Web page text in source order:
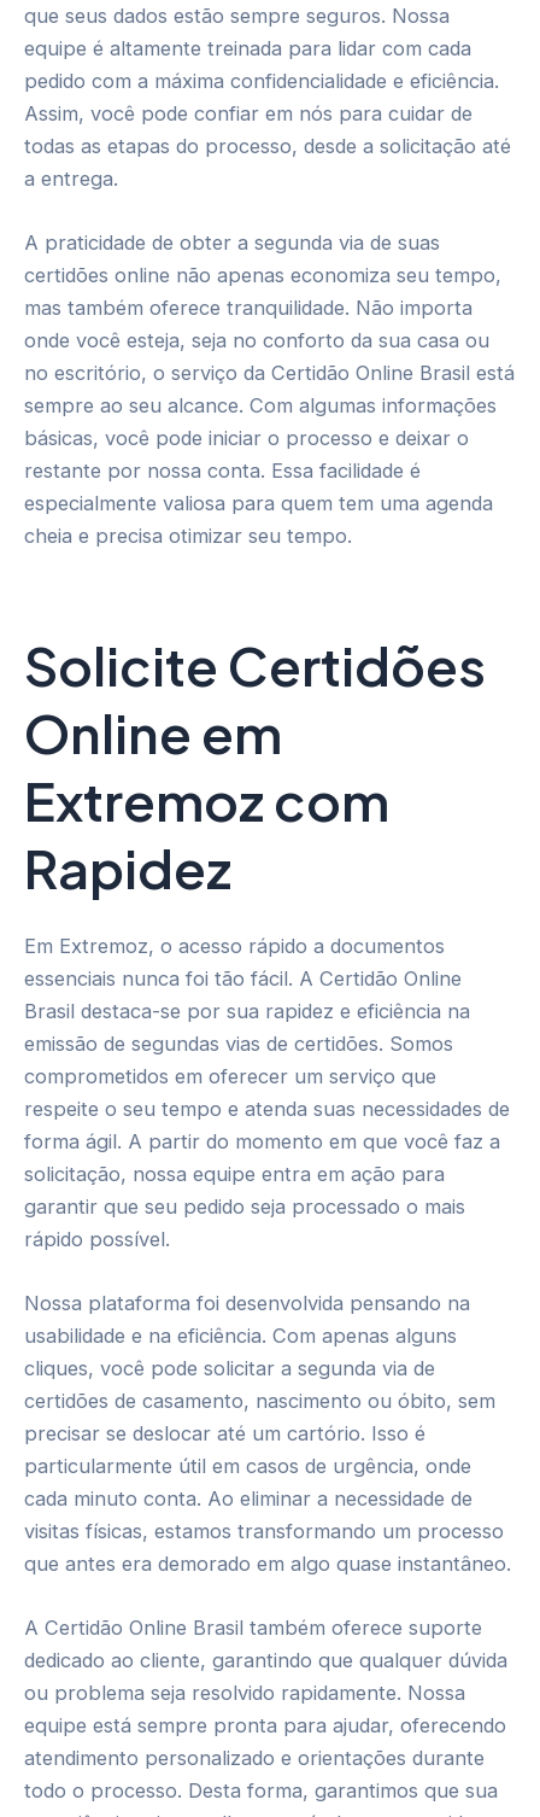
que seus dados estão sempre seguros. Nossa
equipe é altamente treinada para lidar com cada
pedido com a máxima confidencialidade e eficiência.
Assim, você pode confiar em nós para cuidar de
todas as etapas do processo, desde a solicitação até
a entrega.
A praticidade de obter a segunda via de suas
certidões online não apenas economiza seu tempo,
mas também oferece tranquilidade. Não importa
onde você esteja, seja no conforto da sua casa ou
no escritório, o serviço da Certidão Online Brasil está
sempre ao seu alcance. Com algumas informações
básicas, você pode iniciar o processo e deixar o
restante por nossa conta. Essa facilidade é
especialmente valiosa para quem tem uma agenda
cheia e precisa otimizar seu tempo.
Solicite Certidões
Online em
Extremoz com
Rapidez
Em Extremoz, o acesso rápido a documentos
essenciais nunca foi tão fácil. A Certidão Online
Brasil destaca-se por sua rapidez e eficiência na
emissão de segundas vias de certidões. Somos
comprometidos em oferecer um serviço que
respeite o seu tempo e atenda suas necessidades de
forma ágil. A partir do momento em que você faz a
solicitação, nossa equipe entra em ação para
garantir que seu pedido seja processado o mais
rápido possível.
Nossa plataforma foi desenvolvida pensando na
usabilidade e na eficiência. Com apenas alguns
cliques, você pode solicitar a segunda via de
certidões de casamento, nascimento ou óbito, sem
precisar se deslocar até um cartório. Isso é
particularmente útil em casos de urgência, onde
cada minuto conta. Ao eliminar a necessidade de
visitas físicas, estamos transformando um processo
que antes era demorado em algo quase instantâneo.
A Certidão Online Brasil também oferece suporte
dedicado ao cliente, garantindo que qualquer dúvida
ou problema seja resolvido rapidamente. Nossa
equipe está sempre pronta para ajudar, oferecendo
atendimento personalizado e orientações durante
todo o processo. Desta forma, garantimos que sua